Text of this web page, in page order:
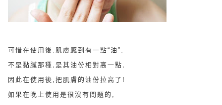
可惜在使用後,肌膚感到有一點“油”,
不是黏膩那種,是其油份相對高一點,
因此在使用後,把肌膚的油份拉高了!
如果在晚上使用是很沒有問題的,